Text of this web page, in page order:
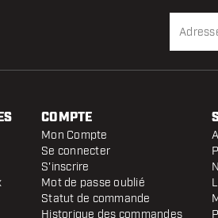
COMPTE
Mon Compte
Se connecter
S'inscrire
Mot de passe oublié
Statut de commande
Historique des commandes